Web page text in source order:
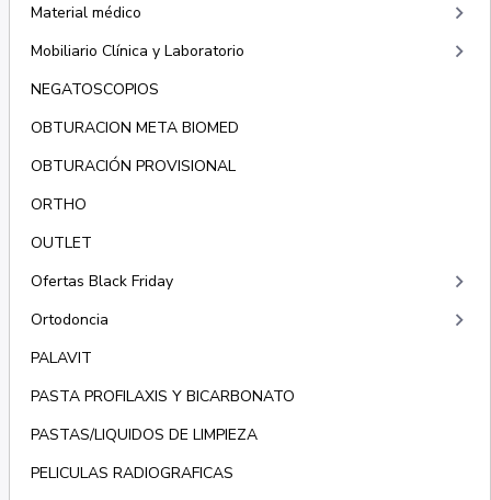
Material médico keyboard_arrow_right
Mobiliario Clínica y Laboratorio keyboard_arrow_right
NEGATOSCOPIOS
OBTURACION META BIOMED
OBTURACIÓN PROVISIONAL
ORTHO
OUTLET
Ofertas Black Friday
keyboard_arrow_right
Ortodoncia keyboard_arrow_right
PALAVIT
PASTA PROFILAXIS Y BICARBONATO
PASTAS/LIQUIDOS DE LIMPIEZA
PELICULAS RADIOGRAFICAS